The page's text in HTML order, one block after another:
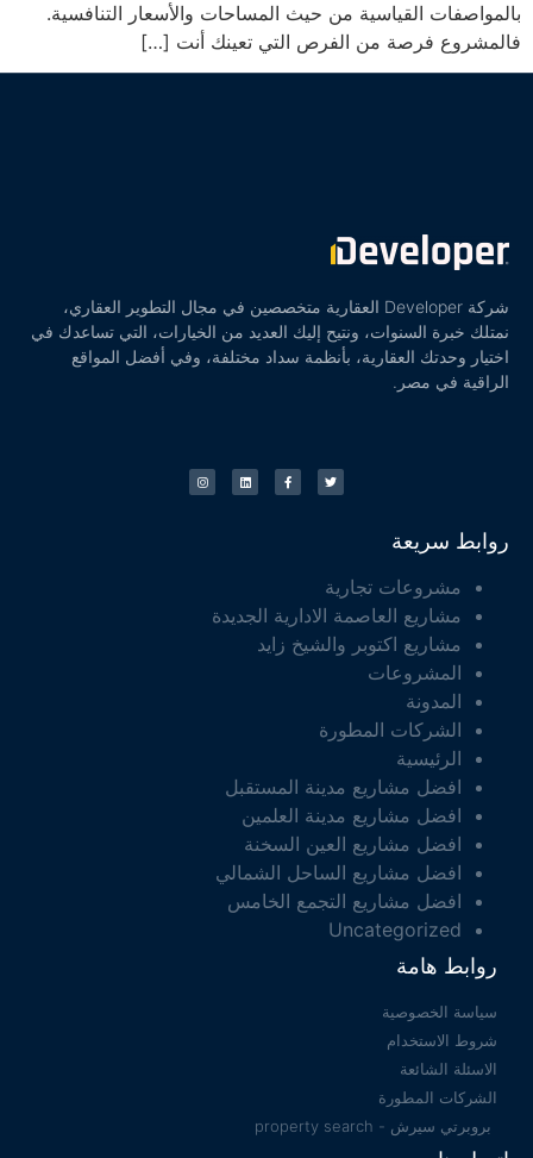
بالمواصفات القياسية من حيث المساحات والأسعار التنافسية.
فالمشروع فرصة من الفرص التي تعينك أنت […]
شركة Developer العقارية متخصصين في مجال التطوير العقاري،
نمتلك خبرة السنوات، ونتيح إليك العديد من الخيارات، التي تساعدك في
اختيار وحدتك العقارية، بأنظمة سداد مختلفة، وفي أفضل المواقع
الراقية في مصر.
روابط سريعة
مشروعات تجارية
مشاريع العاصمة الادارية الجديدة
مشاريع اكتوبر والشيخ زايد
المشروعات
المدونة
الشركات المطورة
الرئيسية
افضل مشاريع مدينة المستقبل
افضل مشاريع مدينة العلمين
افضل مشاريع العين السخنة
افضل مشاريع الساحل الشمالي
افضل مشاريع التجمع الخامس
Uncategorized
روابط هامة
سياسة الخصوصية
شروط الاستخدام
الاسئلة الشائعة
الشركات المطورة
بروبرتي سيرش - property search